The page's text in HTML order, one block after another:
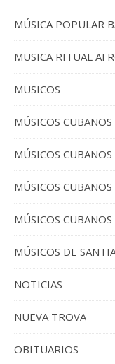
MÚSICA POPULAR
MUSICA RITUAL
MUSICOS
MÚSICOS
MÚSICOS
MÚSICOS
MÚSICOS
MÚSICOS DE
NOTICIAS
NUEVA TROVA
OBITUARIOS